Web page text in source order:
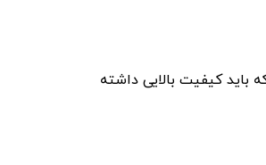
باید کیفیت بالایی داشته